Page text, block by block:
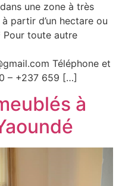
une zone à très
partir d’un hectare ou
Pour toute autre
Téléphone et
– +237 659 […]
à